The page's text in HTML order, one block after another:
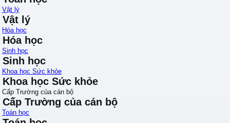
Vật lý
Vật lý
Hóa học
Hóa học
Sinh học
Sinh học
Khoa học Sức khỏe
Khoa học Sức khỏe
Cấp Trường của cán bộ
Cấp Trường của cán bộ
Toán học